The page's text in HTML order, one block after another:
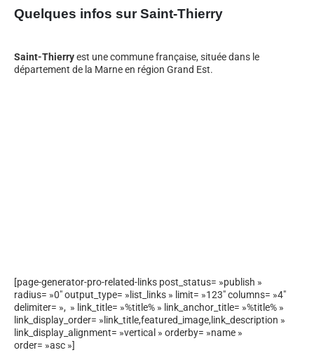
Quelques infos sur Saint-Thierry
Saint-Thierryest une commune française, située dans le
département de la Marne en région Grand Est.
[page-generator-pro-related-links post_status= »publish »
radius= »0″ output_type= »list_links » limit= »123″ columns= »4″
delimiter= », » link_title= »%title% » link_anchor_title= »%title% »
link_display_order= »link_title,featured_image,link_description »
link_display_alignment= »vertical » orderby= »name »
order= »asc »]